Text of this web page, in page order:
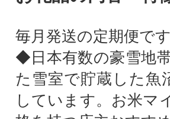
毎月発送の定期便です
◆日本有数の豪雪地
た雪室で貯蔵した魚
しています。お米マ